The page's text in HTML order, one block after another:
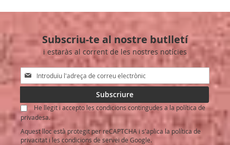
Subscriu-te al nostre butlletí
i estaràs al corrent de les nostres notícies
Sign
Up
Our
Newsletter:
Subscriure
He llegit i accepto les condicions contingudes a la política de
privadesa.
Aquest lloc està protegit per reCAPTCHA i s'aplica la política de
privacitat i les condicions de servei de Google.